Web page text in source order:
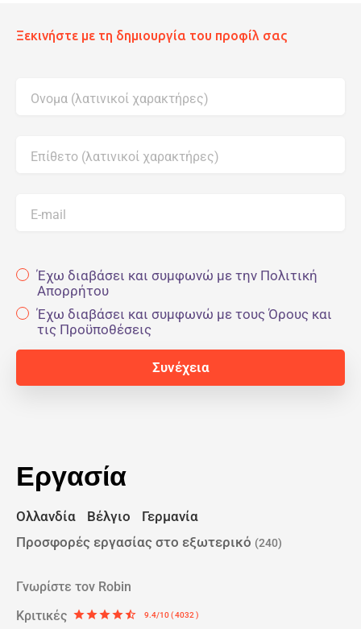
Ξεκινήστε με τη δημιουργία του προφίλ σας
Ονομα (λατινικοί χαρακτήρες)
Επίθετο (λατινικοί χαρακτήρες)
E-mail
Έχω διαβάσει και συμφωνώ με την Πολιτική
Απορρήτου
Έχω διαβάσει και συμφωνώ με τους Όρους και
τις Προϋποθέσεις
Εργασία
Ολλανδία Βέλγιο
Γερμανία
Προσφορές εργασίας στο εξωτερικό (240)
Γνωρίστε τον Robin
Κριτικές starstarstarstarstar_half 9.4/10 ( 4032 )